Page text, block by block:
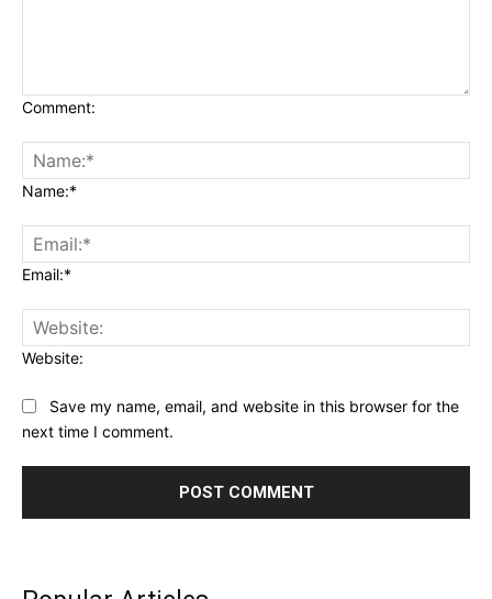
Comment:
Name:*
Email:*
Website:
Save my name, email, and website in this browser for the
next time I comment.